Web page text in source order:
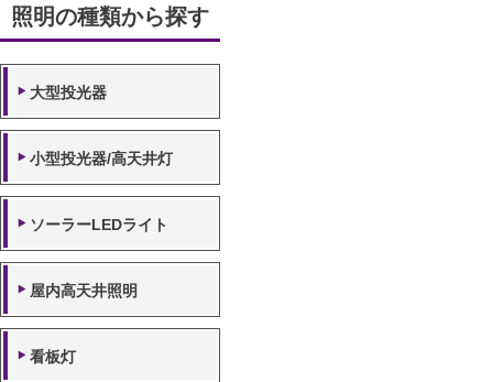
照明の種類から探す
大型投光器
小型投光器/高天井灯
ソーラーLEDライト
屋内高天井照明
看板灯